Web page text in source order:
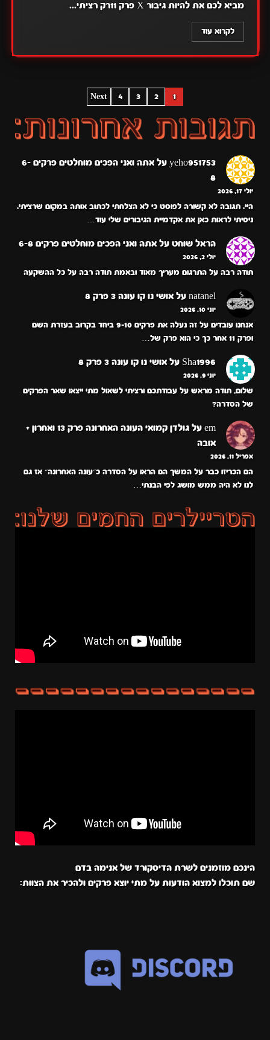
מביא לכם את להיות גיבור X פרק 11רק רציתי...
לקרוא עוד
POSTS
PAGINATION
1
2
3
4
Next
yeho951753 על
אתה ואני הפכים מוחלטים פרקים 6-
8
יולי 17, 2026
היי. תגובה לא קשורה לפוסט כי לא הצלחתי לכתוב אותה במקום שרציתי.
ניסיתי לראות כאן את אקדמיית הגיבורים שלי עוד…
הראל שוחט על אתה ואני הפכים מוחלטים פרקים 6-8
יולי 2, 2026
תודה רבה על התרגום מעריך מאוד ובאמת תודה רבה על כל ההשקעה
natanel על אושי נו קו עונה 3 פרק 8
יוני 10, 2026
אנחנו עובדים על זה נעלה את פרקים 9-10 ביחד בקרוב בעזרת השם
ופרק 11 אחר כך כי הוא פרק של…
Sha1996 על אושי נו קו עונה 3 פרק 8
יוני 9, 2026
שלום, תודה מראש על עבודתכם ורציתי לשאול מתי ייצאו שאר הפרקים
של הסדרה?
em על
גולדן קמואי העונה האחרונה פרק 13 ואחרון +
אובה
אפריל 11, 2026
הם הכריזו כבר על המשך הם הראו על הסדרה כ״עונה האחרונה״ אז גם
לנו לא היה ממש מושג לפי הבנתי…
הינכם מוזמנים לשרת הדיסקורד של אנימה בדם
שם תוכלו למצוא הודעות על מתי יוצא פרקים ולהכיר את הצוות: